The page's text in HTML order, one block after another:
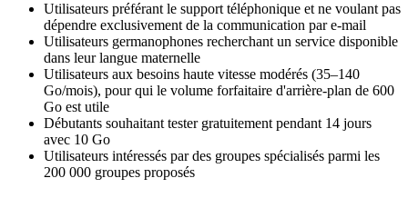
Utilisateurs préférant le support téléphonique et ne voulant pas
dépendre exclusivement de la communication par e-mail
Utilisateurs germanophones recherchant un service disponible
dans leur langue maternelle
Utilisateurs aux besoins haute vitesse modérés (35–140
Go/mois), pour qui le volume forfaitaire d'arrière-plan de 600
Go est utile
Débutants souhaitant tester gratuitement pendant 14 jours
avec 10 Go
Utilisateurs intéressés par des groupes spécialisés parmi les
200 000 groupes proposés